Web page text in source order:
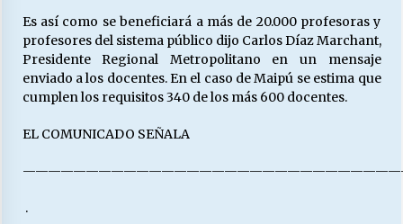
Releyendo la Rerum Novarum a 135 años. “La
cuestión social hoy”.
16/05/2026
S.O.S. a los ricos, Save Our Souls (Salvar
30/04/2026
Es así como se beneficiará a más de 20.000 profesoras y
profesores del sistema público dijo Carlos Díaz Marchant,
Presidente Regional Metropolitano en un mensaje
enviado a los docentes. En el caso de Maipú se estima que
cumplen los requisitos 340 de los más 600 docentes.
EL COMUNICADO SEÑALA
.